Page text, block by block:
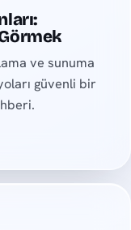
ve sunuma
güvenli bir